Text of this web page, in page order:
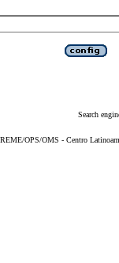
Search
OPS/OMS - Centro